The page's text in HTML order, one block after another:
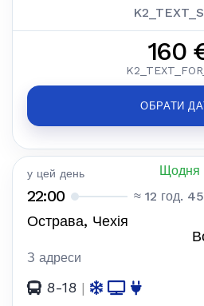
160
ОБРАТИ
у цей день Щодня
22:00 ≈ 12 год.
Острава, Чехія
З адреси
8-18 |